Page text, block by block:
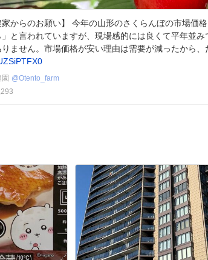
家からのお願い】 今年の山形のさくらんぼの市場価
と言われていますが、現場感的には良くて平年並み
ません。市場価格が安い理由は需要が減ったから、
@Otento_farm